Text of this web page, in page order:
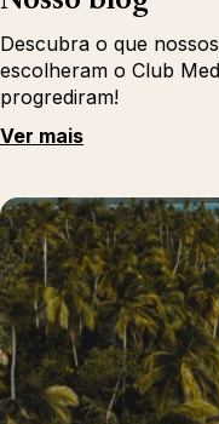
Descubra o que
escolheram o Club
progrediram!
Ver mais